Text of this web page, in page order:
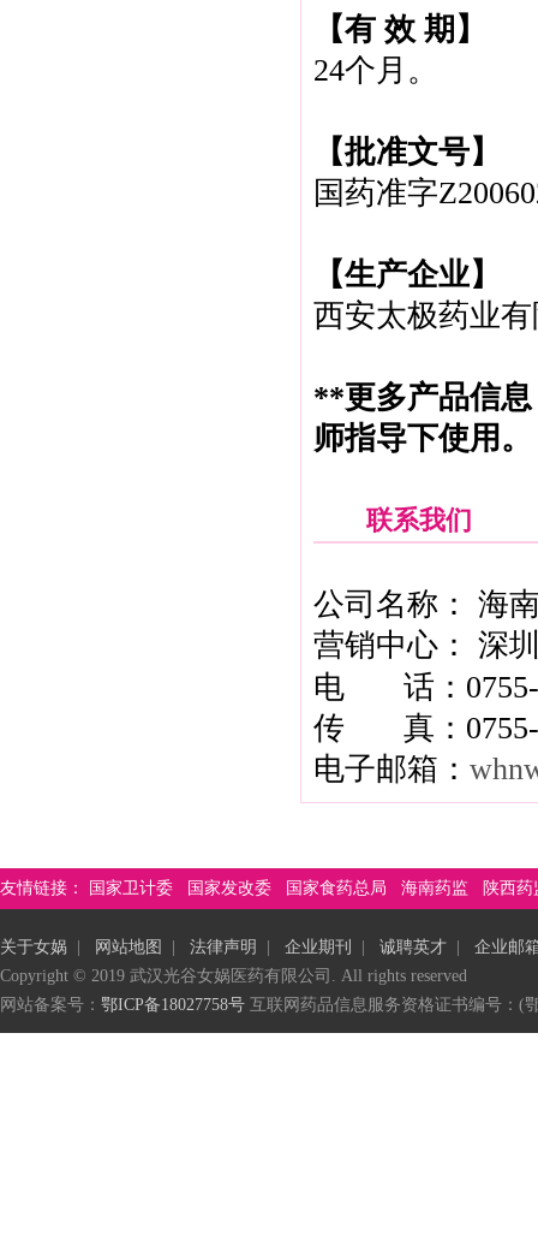
【有 效 期】
24个月。
【批准文号】
国药准字
【生产企业】
西安太极药业
**更多产品信
师指导下使用。
联系我们
公司名称： 海
营销中心： 深
电 话：0755-
传 真：0755-
电子邮箱：
友情链接： 国家卫计委 国家发改委 国家食药总局 海南药监 陕西药
关于女娲 网站地图 法律声明 企业期刊 诚聘英才
企业邮
Copyright © 2019 武汉光谷女娲医药有限公司. All rights reserved
网站备案号： 鄂ICP备18027758号 互联网药品信息服务资格证书编号：(